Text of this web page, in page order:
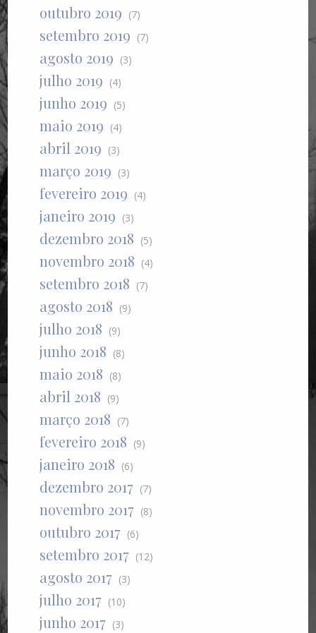
outubro 2019 (7)
setembro 2019 (7)
agosto 2019 (3)
julho 2019 (4)
junho 2019 (5)
maio 2019 (4)
abril 2019 (3)
março 2019 (3)
fevereiro 2019 (4)
janeiro 2019 (3)
dezembro 2018 (5)
novembro 2018 (4)
setembro 2018 (7)
agosto 2018 (9)
julho 2018 (9)
junho 2018 (8)
maio 2018 (8)
abril 2018 (9)
março 2018 (7)
fevereiro 2018 (9)
janeiro 2018 (6)
dezembro 2017 (7)
novembro 2017 (8)
outubro 2017 (6)
setembro 2017 (12)
agosto 2017 (3)
julho 2017 (10)
junho 2017 (3)